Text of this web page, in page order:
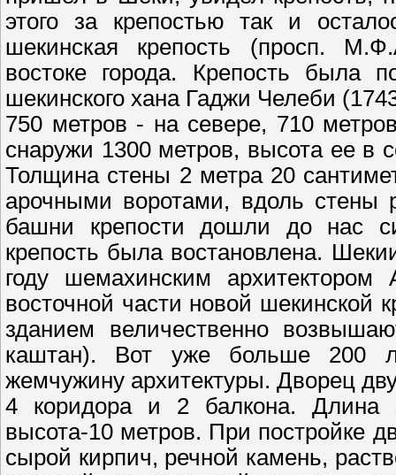
этого за крепостью так и
шекинская крепость (просп.
востоке города. Крепость была
шекинского хана Гаджи Челеби
750 метров - на севере, 710
снаружи 1300 метров, высота ее в
Толщина стены 2 метра 20
арочными воротами, вдоль
башни крепости дошли до нас
крепость была востановлена.
году шемахинским архитектором
восточной части новой шекинской
зданием величественно
каштан). Вот уже больше 200
жемчужину архитектуры. Дворец
4 коридора и 2 балкона. Длина
высота-10 метров. При постройке
сырой кирпич, речной камень,